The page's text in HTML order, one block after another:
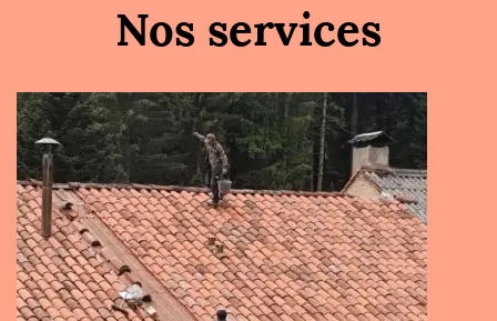
Nos services